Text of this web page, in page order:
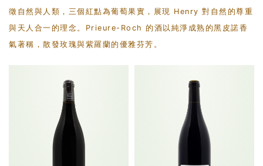
徵自然與人類，三個紅點為葡萄果實，展現 Henry 對自然的尊重
與天人合一的理念。Prieure-Roch 的酒以純淨成熟的黑皮諾香
氣著稱，散發玫瑰與紫羅蘭的優雅芬芳。